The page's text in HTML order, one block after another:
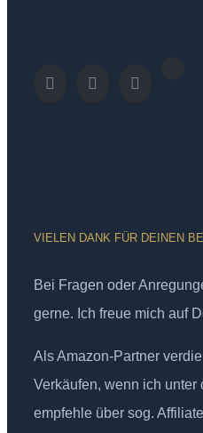
VIELEN DANK FÜR DEINEN
Bei Fragen oder
gerne. Ich freue mich auf
Als Amazon-Partner
Verkäufen, wenn ich
empfehle über sog.